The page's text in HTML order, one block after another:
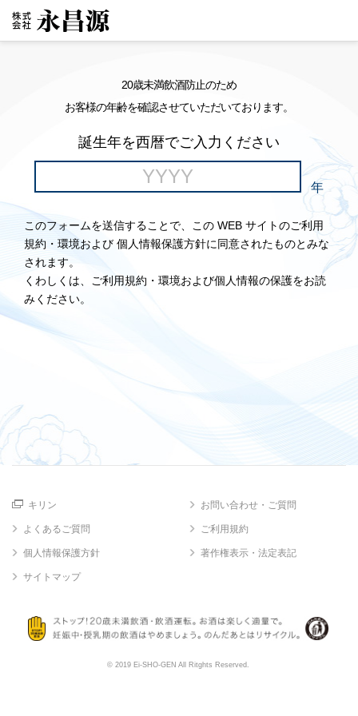
20歳未満飲酒防止のため
お客様の年齢を確認させていただいております。
誕生年を西暦でご入力ください
年
このフォームを送信することで、この WEB サイトのご利用
規約・環境および 個人情報保護方針に同意されたものとみな
されます。
くわしくは、ご利用規約・環境および個人情報の保護をお読
みください。
キリン お問い合わせ・ご質問
よくあるご質問 ご利用規約
個人情報保護方針 著作権表示・法定表記
サイトマップ
© 2019 Ei-SHO-GEN All Ritghts Reserved.